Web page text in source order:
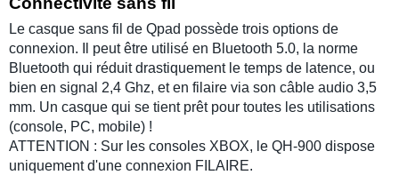
Le casque sans fil de Qpad possède trois options de
connexion. Il peut être utilisé en Bluetooth 5.0, la norme
Bluetooth qui réduit drastiquement le temps de latence, ou
bien en signal 2,4 Ghz, et en filaire via son câble audio 3,5
mm. Un casque qui se tient prêt pour toutes les utilisations
(console, PC, mobile) !
ATTENTION : Sur les consoles XBOX, le QH-900 dispose
uniquement d'une connexion FILAIRE.